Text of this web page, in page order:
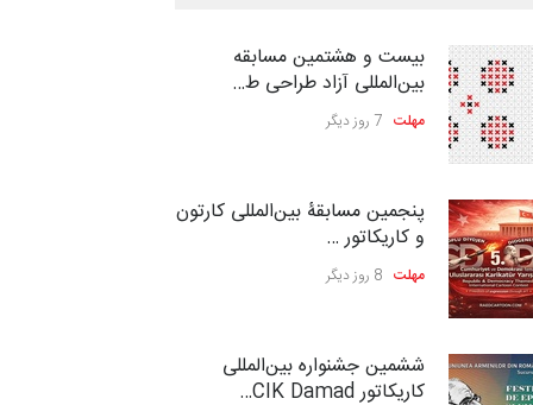
بیست و هشتمین مسابقه
بین‌المللی آزاد طراحی ط…
مهلت 7 روز دیگر
پنجمین مسابقۀ بین‌المللی کارتون
و کاریکاتور …
مهلت 8 روز دیگر
ششمین جشنواره بین‌المللی
کاریکاتور CIK Damad…